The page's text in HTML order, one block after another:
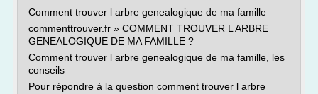
Comment trouver l arbre genealogique de ma famille
commenttrouver.fr » COMMENT TROUVER L ARBRE
GENEALOGIQUE DE MA FAMILLE ?
Comment trouver l arbre genealogique de ma famille, les
conseils
Pour répondre à la question comment trouver l arbre